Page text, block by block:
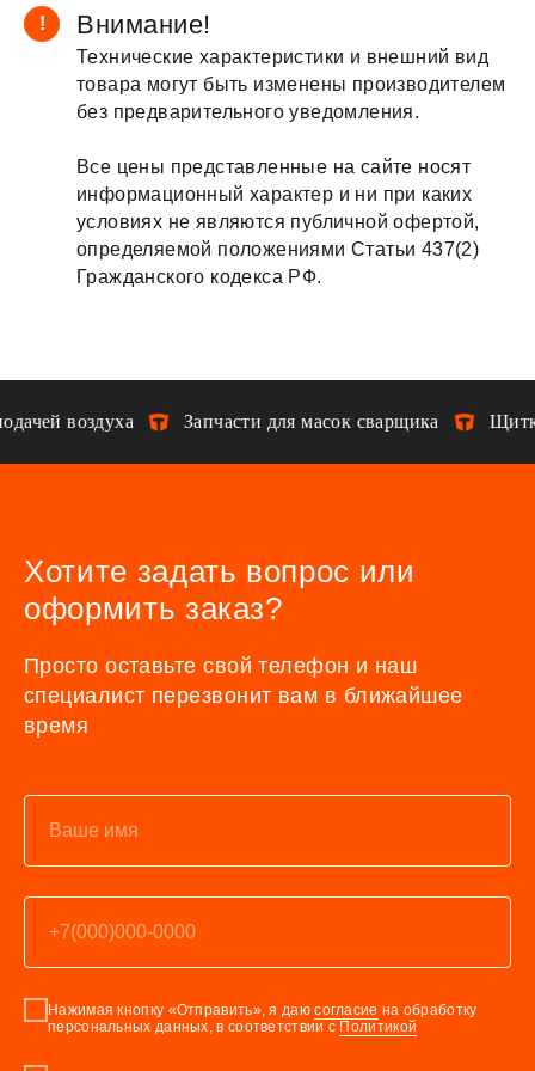
! Внимание!
Технические характеристики и внешний вид
товара могут быть изменены производителем
без предварительного уведомления.
Все цены представленные на сайте носят
информационный характер и ни при каких
условиях не являются публичной офертой,
определяемой положениями Статьи 437(2)
Гражданского кодекса РФ.
воздуха Запчасти для масок сварщика
Хотите задать вопрос или
оформить заказ?
Просто оставьте свой телефон и наш
специалист перезвонит вам в ближайшее
время
Нажимая кнопку «Отправить», я даюсогласие на обработку
персональных данных, в соответствии с Политикой